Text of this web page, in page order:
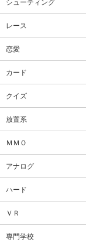
レース
恋愛
カード
クイズ
放置系
ＭＭＯ
アナログ
ハード
ＶＲ
専門学校